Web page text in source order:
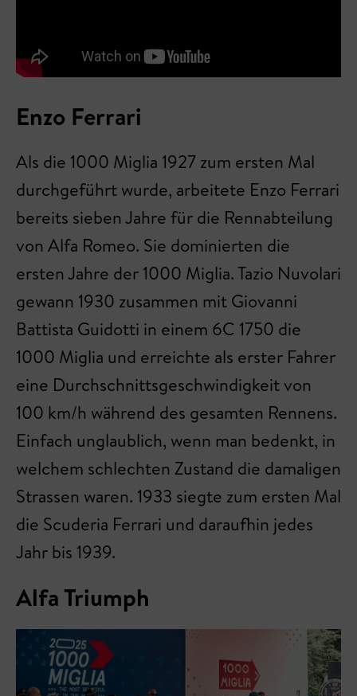
Enzo Ferrari
Als die 1000 Miglia 1927 zum ersten Mal
durchgeführt wurde, arbeitete Enzo Ferrari
bereits sieben Jahre für die Rennabteilung
von Alfa Romeo. Sie dominierten die
ersten Jahre der 1000 Miglia. Tazio Nuvolari
gewann 1930 zusammen mit Giovanni
Battista Guidotti in einem 6C 1750 die
1000 Miglia und erreichte als erster Fahrer
eine Durchschnittsgeschwindigkeit von
100 km/h während des gesamten Rennens.
Einfach unglaublich, wenn man bedenkt, in
welchem schlechten Zustand die damaligen
Strassen waren. 1933 siegte zum ersten Mal
die Scuderia Ferrari und daraufhin jedes
Jahr bis 1939.
Alfa Triumph